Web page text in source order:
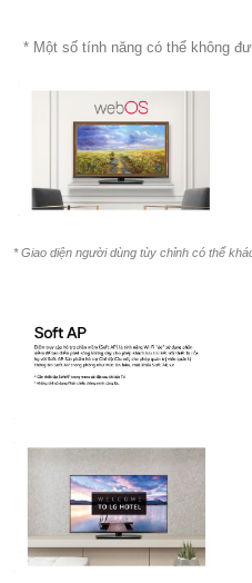
* Một số tính năng có thể không
* Giao diện người dùng tùy chỉnh có thể